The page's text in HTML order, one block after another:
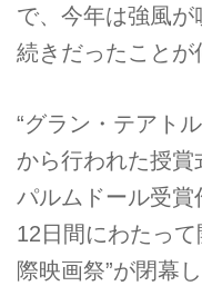
で、今年は強風
続きだったことが
“グラン・テアト
から行われた授賞
パルムドール受賞
12日間にわたっ
際映画祭”が閉幕し